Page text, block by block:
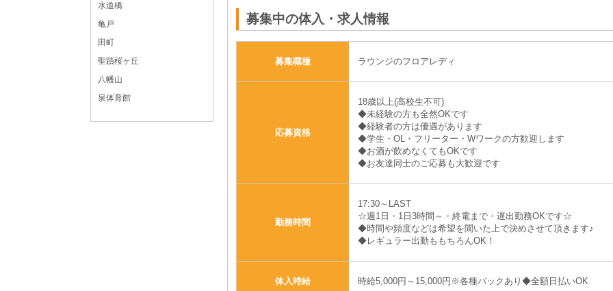
水道橋
亀戸
田町
聖蹟桜ヶ丘
八幡山
泉体育館
募集中の体入・求人情報
募集職種 ラウンジのフロアレディ
応募資格
18歳以上(高校生不可)
◆未経験の方も全然OKです
◆経験者の方は優遇があります
◆学生・OL・フリーター・Wワークの方歓迎します
◆お酒が飲めなくてもOKです
◆お友達同士のご応募も大歓迎です
勤務時間
17:30～LAST
☆週1日・1日3時間～・終電まで・遅出勤務OKです☆
◆時間や頻度などは希望を聞いた上で決めさせて頂きます♪
◆レギュラー出勤ももちろんOK！
体入時給 時給5,000円～15,000円※各種バックあり◆全額日払いOK